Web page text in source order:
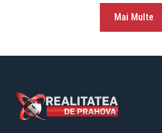
Mai Multe